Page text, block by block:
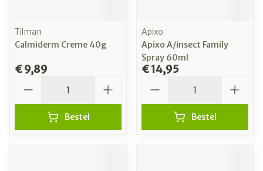
Tilman
Calmiderm Creme 40g
€ 9,89
Bestel
Apixo
Apixo A/insect Family
Spray 60ml
€ 14,95
Bestel